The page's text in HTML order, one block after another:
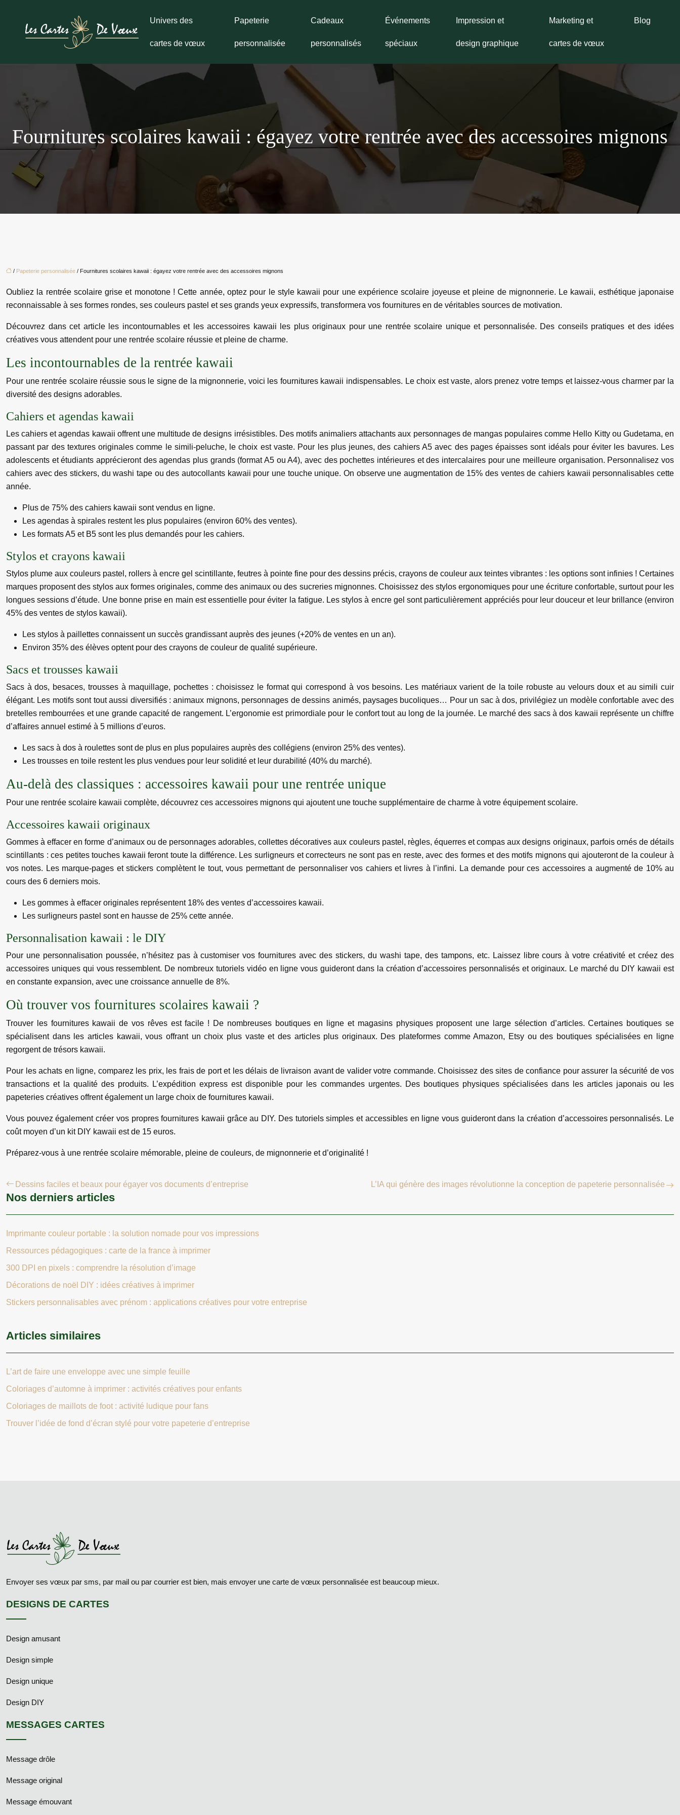
Univers des
cartes de vœux
Papeterie
personnalisée
Cadeaux
personnalisés
Événements
spéciaux
Impression et
design graphique
Marketing et
cartes de vœux
Blog
Fournitures scolaires kawaii : égayez votre rentrée avec des accessoires mignons
/ Papeterie personnalisée / Fournitures scolaires kawaii : égayez votre rentrée avec des accessoires mignons
Oubliez la rentrée scolaire grise et monotone ! Cette année, optez pour le style kawaii pour une expérience scolaire joyeuse et pleine de mignonnerie. Le kawaii, esthétique japonaise
reconnaissable à ses formes rondes, ses couleurs pastel et ses grands yeux expressifs, transformera vos fournitures en de véritables sources de motivation.
Découvrez dans cet article les incontournables et les accessoires kawaii les plus originaux pour une rentrée scolaire unique et personnalisée. Des conseils pratiques et des idées
créatives vous attendent pour une rentrée scolaire réussie et pleine de charme.
Les incontournables de la rentrée kawaii
Pour une rentrée scolaire réussie sous le signe de la mignonnerie, voici les fournitures kawaii indispensables. Le choix est vaste, alors prenez votre temps et laissez-vous charmer par la
diversité des designs adorables.
Cahiers et agendas kawaii
Les cahiers et agendas kawaii offrent une multitude de designs irrésistibles. Des motifs animaliers attachants aux personnages de mangas populaires comme Hello Kitty ou Gudetama, en
passant par des textures originales comme le simili-peluche, le choix est vaste. Pour les plus jeunes, des cahiers A5 avec des pages épaisses sont idéals pour éviter les bavures. Les
adolescents et étudiants apprécieront des agendas plus grands (format A5 ou A4), avec des pochettes intérieures et des intercalaires pour une meilleure organisation. Personnalisez vos
cahiers avec des stickers, du washi tape ou des autocollants kawaii pour une touche unique. On observe une augmentation de 15% des ventes de cahiers kawaii personnalisables cette
année.
Plus de 75% des cahiers kawaii sont vendus en ligne.
Les agendas à spirales restent les plus populaires (environ 60% des ventes).
Les formats A5 et B5 sont les plus demandés pour les cahiers.
Stylos et crayons kawaii
Stylos plume aux couleurs pastel, rollers à encre gel scintillante, feutres à pointe fine pour des dessins précis, crayons de couleur aux teintes vibrantes : les options sont infinies ! Certaines
marques proposent des stylos aux formes originales, comme des animaux ou des sucreries mignonnes. Choisissez des stylos ergonomiques pour une écriture confortable, surtout pour les
longues sessions d’étude. Une bonne prise en main est essentielle pour éviter la fatigue. Les stylos à encre gel sont particulièrement appréciés pour leur douceur et leur brillance (environ
45% des ventes de stylos kawaii).
Les stylos à paillettes connaissent un succès grandissant auprès des jeunes (+20% de ventes en un an).
Environ 35% des élèves optent pour des crayons de couleur de qualité supérieure.
Sacs et trousses kawaii
Sacs à dos, besaces, trousses à maquillage, pochettes : choisissez le format qui correspond à vos besoins. Les matériaux varient de la toile robuste au velours doux et au simili cuir
élégant. Les motifs sont tout aussi diversifiés : animaux mignons, personnages de dessins animés, paysages bucoliques… Pour un sac à dos, privilégiez un modèle confortable avec des
bretelles rembourrées et une grande capacité de rangement. L’ergonomie est primordiale pour le confort tout au long de la journée. Le marché des sacs à dos kawaii représente un chiffre
d’affaires annuel estimé à 5 millions d’euros.
Les sacs à dos à roulettes sont de plus en plus populaires auprès des collégiens (environ 25% des ventes).
Les trousses en toile restent les plus vendues pour leur solidité et leur durabilité (40% du marché).
Au-delà des classiques : accessoires kawaii pour une rentrée unique
Pour une rentrée scolaire kawaii complète, découvrez ces accessoires mignons qui ajoutent une touche supplémentaire de charme à votre équipement scolaire.
Accessoires kawaii originaux
Gommes à effacer en forme d’animaux ou de personnages adorables, collettes décoratives aux couleurs pastel, règles, équerres et compas aux designs originaux, parfois ornés de détails
scintillants : ces petites touches kawaii feront toute la différence. Les surligneurs et correcteurs ne sont pas en reste, avec des formes et des motifs mignons qui ajouteront de la couleur à
vos notes. Les marque-pages et stickers complètent le tout, vous permettant de personnaliser vos cahiers et livres à l’infini. La demande pour ces accessoires a augmenté de 10% au
cours des 6 derniers mois.
Les gommes à effacer originales représentent 18% des ventes d’accessoires kawaii.
Les surligneurs pastel sont en hausse de 25% cette année.
Personnalisation kawaii : le DIY
Pour une personnalisation poussée, n’hésitez pas à customiser vos fournitures avec des stickers, du washi tape, des tampons, etc. Laissez libre cours à votre créativité et créez des
accessoires uniques qui vous ressemblent. De nombreux tutoriels vidéo en ligne vous guideront dans la création d’accessoires personnalisés et originaux. Le marché du DIY kawaii est
en constante expansion, avec une croissance annuelle de 8%.
Où trouver vos fournitures scolaires kawaii ?
Trouver les fournitures kawaii de vos rêves est facile ! De nombreuses boutiques en ligne et magasins physiques proposent une large sélection d’articles. Certaines boutiques se
spécialisent dans les articles kawaii, vous offrant un choix plus vaste et des articles plus originaux. Des plateformes comme Amazon, Etsy ou des boutiques spécialisées en ligne
regorgent de trésors kawaii.
Pour les achats en ligne, comparez les prix, les frais de port et les délais de livraison avant de valider votre commande. Choisissez des sites de confiance pour assurer la sécurité de vos
transactions et la qualité des produits. L’expédition express est disponible pour les commandes urgentes. Des boutiques physiques spécialisées dans les articles japonais ou les
papeteries créatives offrent également un large choix de fournitures kawaii.
Vous pouvez également créer vos propres fournitures kawaii grâce au DIY. Des tutoriels simples et accessibles en ligne vous guideront dans la création d’accessoires personnalisés. Le
coût moyen d’un kit DIY kawaii est de 15 euros.
Préparez-vous à une rentrée scolaire mémorable, pleine de couleurs, de mignonnerie et d’originalité !
Dessins faciles et beaux pour égayer vos documents d’entreprise L’IA qui génère des images révolutionne la conception de papeterie personnalisée
Nos derniers articles
Imprimante couleur portable : la solution nomade pour vos impressions
Ressources pédagogiques : carte de la france à imprimer
300 DPI en pixels : comprendre la résolution d’image
Décorations de noël DIY : idées créatives à imprimer
Stickers personnalisables avec prénom : applications créatives pour votre entreprise
Articles similaires
L’art de faire une enveloppe avec une simple feuille
Coloriages d’automne à imprimer : activités créatives pour enfants
Coloriages de maillots de foot : activité ludique pour fans
Trouver l’idée de fond d’écran stylé pour votre papeterie d’entreprise
Envoyer ses vœux par sms, par mail ou par courrier est bien, mais envoyer une carte de vœux personnalisée est beaucoup mieux.
DESIGNS DE CARTES
Design amusant
Design simple
Design unique
Design DIY
MESSAGES CARTES
Message drôle
Message original
Message émouvant